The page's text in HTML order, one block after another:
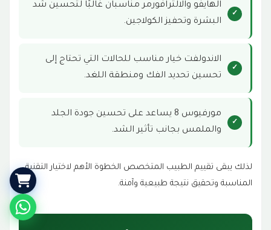
الهايفو والالترافورمر مناسبان غالبًا لتحسين شد
البشرة وتحفيز الكولاجين.
الاندولفت خيار مناسب للحالات التي تحتاج إلى
تحسين تحديد الفك ومنطقة اللغد.
مورفيوس 8 يساعد على تحسين جودة الجلد
والملمس بجانب تأثير الشد.
لذلك يبقى تقييم الطبيب المتخصص الخطوة الأهم لاختيار التقنية
المناسبة وتحقيق نتيجة طبيعية وآمنة.